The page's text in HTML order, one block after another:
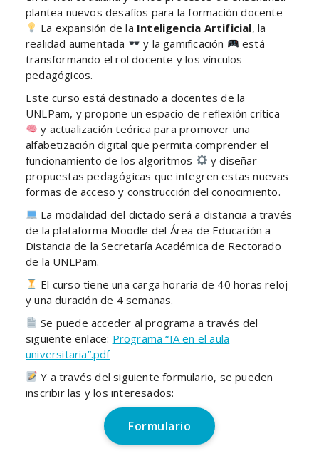
plantea nuevos desafíos para la formación docente
La expansión de la Inteligencia Artificial, la
realidad aumentada
y la gamificación
está
transformando el rol docente y los vínculos
pedagógicos.
Este curso está destinado a docentes de la
UNLPam, y propone un espacio de reflexión crítica
y actualización teórica para promover una
alfabetización digital que permita comprender el
funcionamiento de los algoritmos
y diseñar
propuestas pedagógicas que integren estas nuevas
formas de acceso y construcción del conocimiento.
La modalidad del dictado será a distancia a través
de la plataforma Moodle del Área de Educación a
Distancia de la Secretaría Académica de Rectorado
de la UNLPam.
El curso tiene una carga horaria de 40 horas reloj
y una duración de 4 semanas.
Se puede acceder al programa a través del
siguiente enlace: Programa “IA en el aula
universitaria”.pdf
Y a través del siguiente formulario, se pueden
inscribir las y los interesados:
Formulario